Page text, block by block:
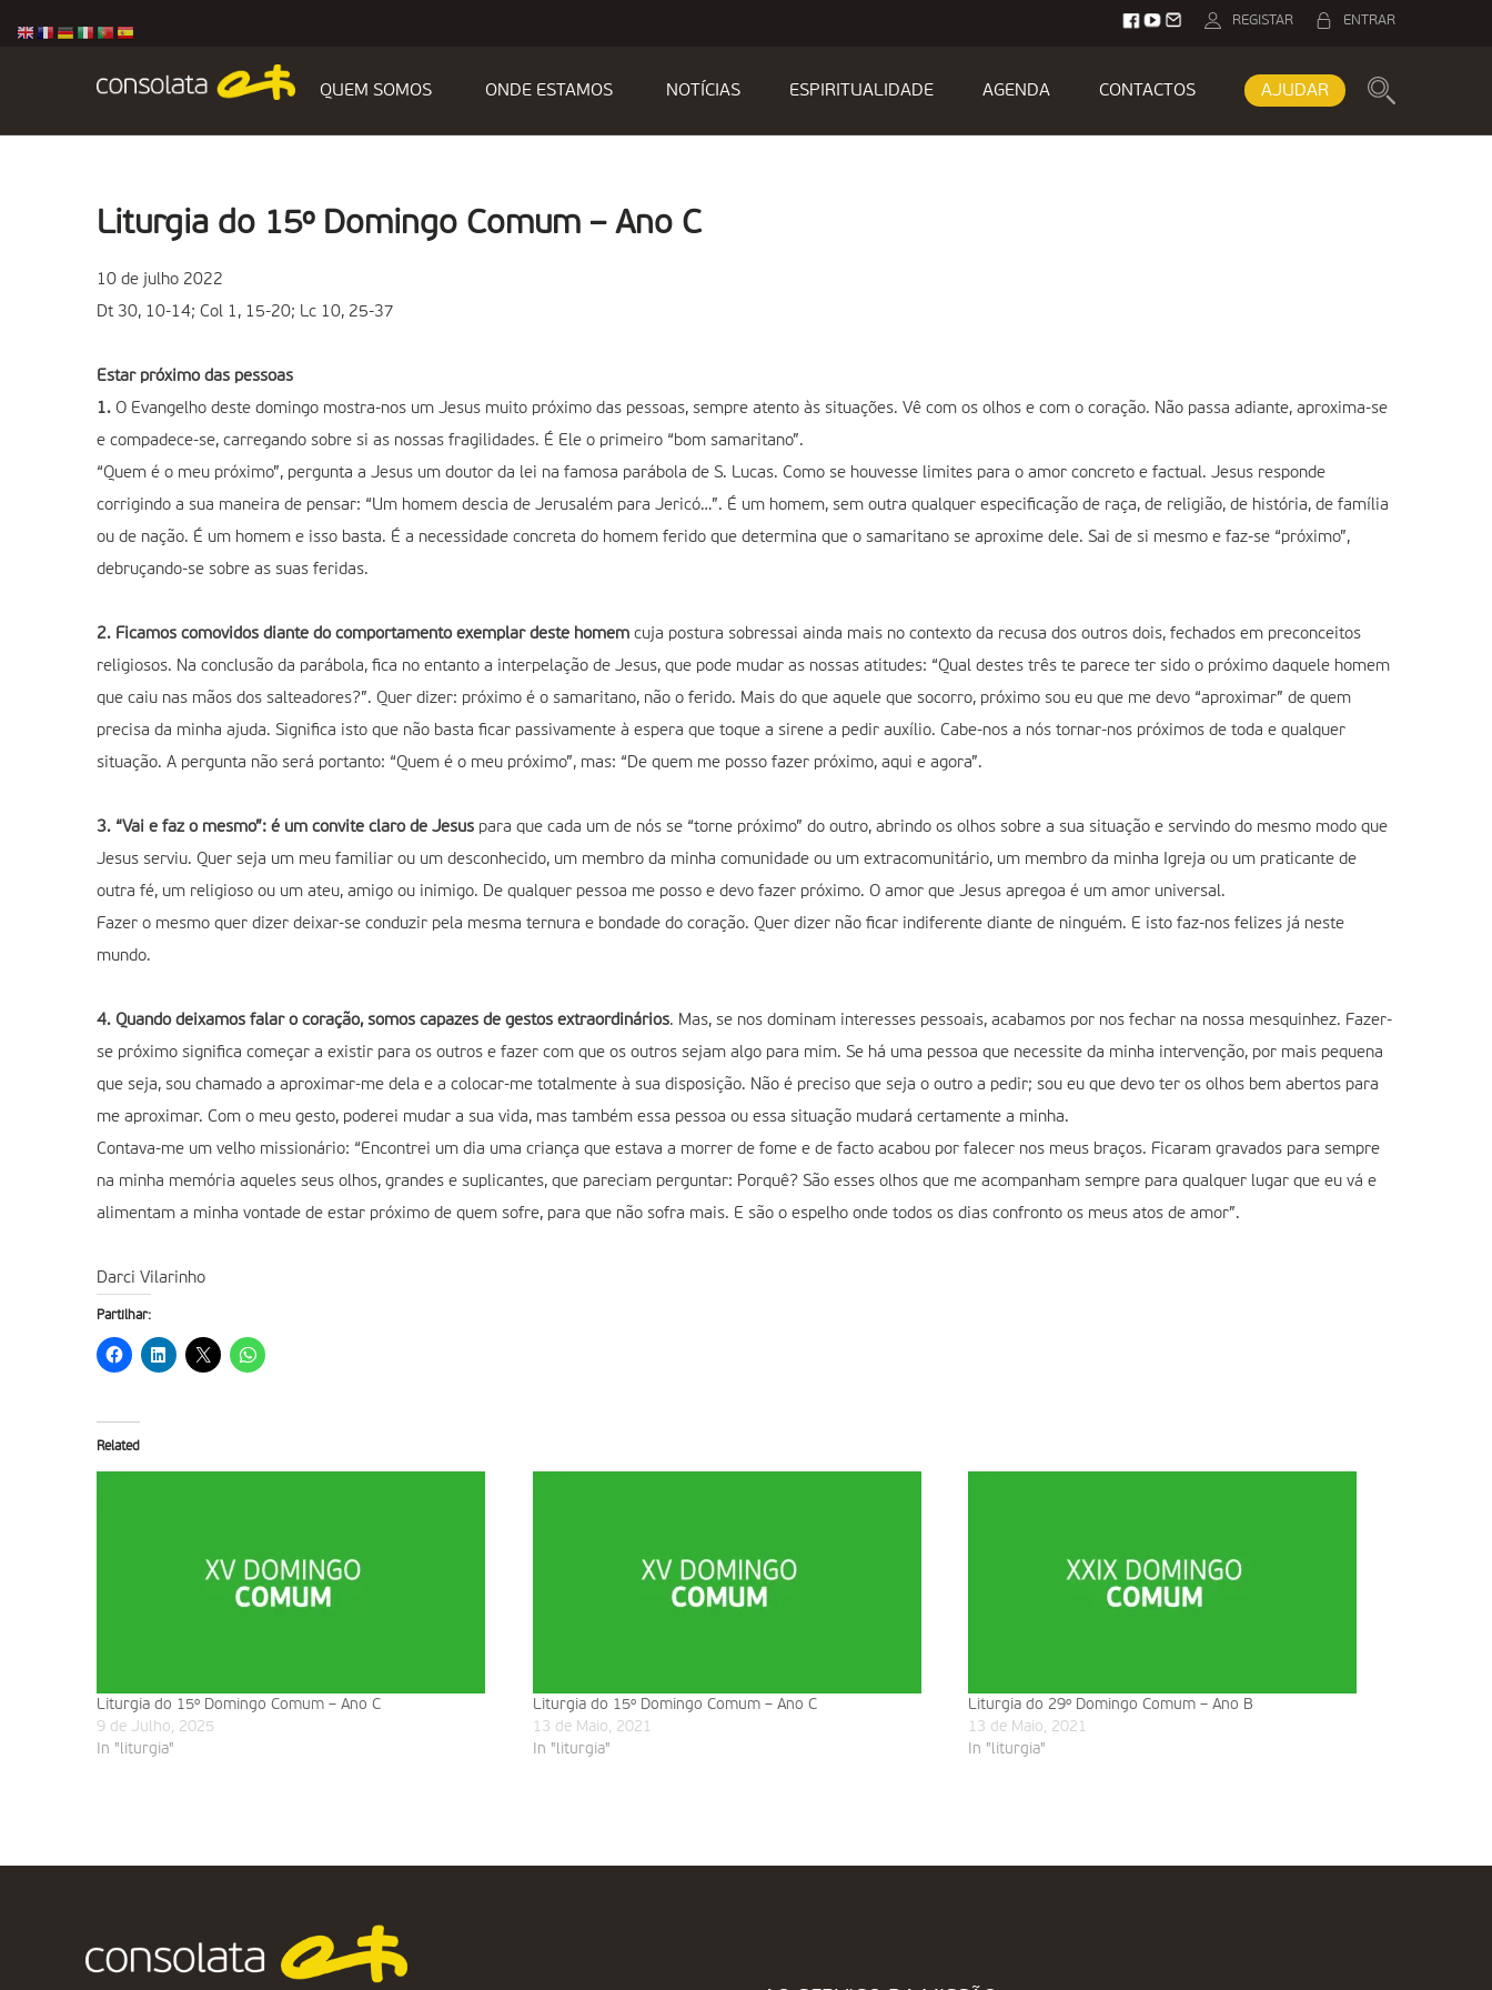
ENTRAR
REGISTAR
QUEM SOMOS ONDE ESTAMOS NOTÍCIAS ESPIRITUALIDADE AGENDA CONTACTOS AJUDAR
Liturgia do 15º Domingo Comum – Ano C
10 de julho 2022
Dt 30, 10-14; Col 1, 15-20; Lc 10, 25-37
Estar próximo das pessoas
1. O Evangelho deste domingo mostra-nos um Jesus muito próximo das pessoas, sempre atento às situações. Vê com os olhos e com o coração. Não passa adiante, aproxima-se
e compadece-se, carregando sobre si as nossas fragilidades. É Ele o primeiro “bom samaritano”.
“Quem é o meu próximo”, pergunta a Jesus um doutor da lei na famosa parábola de S. Lucas. Como se houvesse limites para o amor concreto e factual. Jesus responde
corrigindo a sua maneira de pensar: “Um homem descia de Jerusalém para Jericó…”. É um homem, sem outra qualquer especificação de raça, de religião, de história, de família
ou de nação. É um homem e isso basta. É a necessidade concreta do homem ferido que determina que o samaritano se aproxime dele. Sai de si mesmo e faz-se “próximo”,
debruçando-se sobre as suas feridas.
2. Ficamos comovidos diante do comportamento exemplar deste homem cuja postura sobressai ainda mais no contexto da recusa dos outros dois, fechados em preconceitos
religiosos. Na conclusão da parábola, fica no entanto a interpelação de Jesus, que pode mudar as nossas atitudes: “Qual destes três te parece ter sido o próximo daquele homem
que caiu nas mãos dos salteadores?”. Quer dizer: próximo é o samaritano, não o ferido. Mais do que aquele que socorro, próximo sou eu que me devo “aproximar” de quem
precisa da minha ajuda. Significa isto que não basta ficar passivamente à espera que toque a sirene a pedir auxílio. Cabe-nos a nós tornar-nos próximos de toda e qualquer
situação. A pergunta não será portanto: “Quem é o meu próximo”, mas: “De quem me posso fazer próximo, aqui e agora”.
3. “Vai e faz o mesmo”: é um convite claro de Jesus para que cada um de nós se “torne próximo” do outro, abrindo os olhos sobre a sua situação e servindo do mesmo modo que
Jesus serviu. Quer seja um meu familiar ou um desconhecido, um membro da minha comunidade ou um extracomunitário, um membro da minha Igreja ou um praticante de
outra fé, um religioso ou um ateu, amigo ou inimigo. De qualquer pessoa me posso e devo fazer próximo. O amor que Jesus apregoa é um amor universal.
Fazer o mesmo quer dizer deixar-se conduzir pela mesma ternura e bondade do coração. Quer dizer não ficar indiferente diante de ninguém. E isto faz-nos felizes já neste
mundo.
4. Quando deixamos falar o coração, somos capazes de gestos extraordinários. Mas, se nos dominam interesses pessoais, acabamos por nos fechar na nossa mesquinhez. Fazer-
se próximo significa começar a existir para os outros e fazer com que os outros sejam algo para mim. Se há uma pessoa que necessite da minha intervenção, por mais pequena
que seja, sou chamado a aproximar-me dela e a colocar-me totalmente à sua disposição. Não é preciso que seja o outro a pedir; sou eu que devo ter os olhos bem abertos para
me aproximar. Com o meu gesto, poderei mudar a sua vida, mas também essa pessoa ou essa situação mudará certamente a minha.
Contava-me um velho missionário: “Encontrei um dia uma criança que estava a morrer de fome e de facto acabou por falecer nos meus braços. Ficaram gravados para sempre
na minha memória aqueles seus olhos, grandes e suplicantes, que pareciam perguntar: Porquê? São esses olhos que me acompanham sempre para qualquer lugar que eu vá e
alimentam a minha vontade de estar próximo de quem sofre, para que não sofra mais. E são o espelho onde todos os dias confronto os meus atos de amor”.
Darci Vilarinho
Partilhar:
Related
Liturgia do 15º Domingo Comum – Ano C
9 de Julho, 2025
In "liturgia"
Liturgia do 15º Domingo Comum – Ano C
13 de Maio, 2021
In "liturgia"
Liturgia do 29º Domingo Comum – Ano B
13 de Maio, 2021
In "liturgia"